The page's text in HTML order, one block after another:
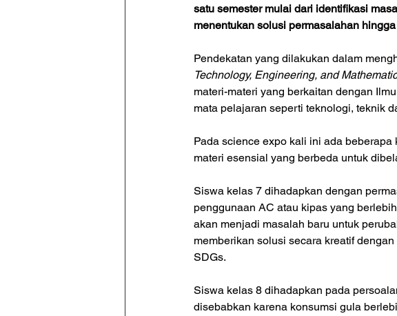
satu semester mulai dari identifikasi
menentukan solusi permasalahan
Pendekatan yang dilakukan dalam
Technology, Engineering, and
materi-materi yang berkaitan dengan
mata pelajaran seperti teknologi, teknik
Pada science expo kali ini ada
materi esensial yang berbeda untuk
Siswa kelas 7 dihadapkan dengan
penggunaan AC atau kipas yang
akan menjadi masalah baru untuk
memberikan solusi secara kreatif
SDGs.
Siswa kelas 8 dihadapkan pada
disebabkan karena konsumsi gula